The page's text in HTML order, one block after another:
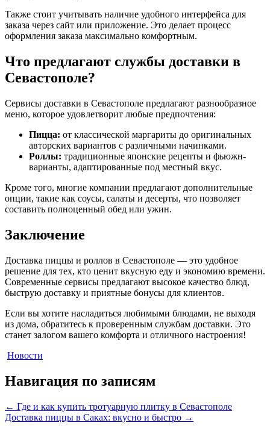
Также стоит учитывать наличие удобного интерфейса для
заказа через сайт или приложение. Это делает процесс
оформления заказа максимально комфортным.
Что предлагают службы доставки в
Севастополе?
Сервисы доставки в Севастополе предлагают разнообразное
меню, которое удовлетворит любые предпочтения:
Пицца: от классической маргариты до оригинальных
авторских вариантов с различными начинками.
Роллы: традиционные японские рецепты и фьюжн-
варианты, адаптированные под местный вкус.
Кроме того, многие компании предлагают дополнительные
опции, такие как соусы, салаты и десерты, что позволяет
составить полноценный обед или ужин.
Заключение
Доставка пиццы и роллов в Севастополе — это удобное
решение для тех, кто ценит вкусную еду и экономию времени.
Современные сервисы предлагают высокое качество блюд,
быструю доставку и приятные бонусы для клиентов.
Если вы хотите насладиться любимыми блюдами, не выходя
из дома, обратитесь к проверенным службам доставки. Это
станет залогом вашего комфорта и отличного настроения!
Новости
Навигация по записям
← Где и как купить тротуарную плитку в Севастополе
Доставка пиццы в Саках: вкусно и быстро →